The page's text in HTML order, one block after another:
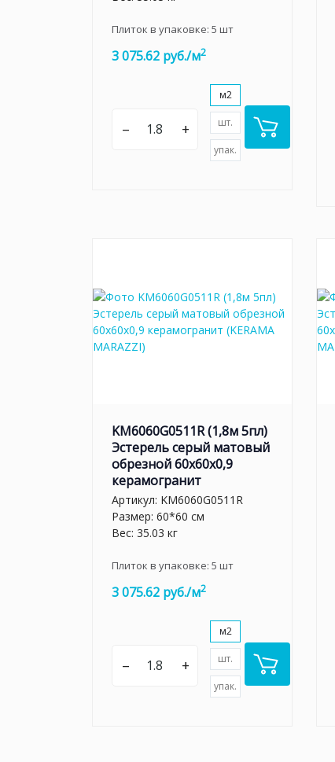
Плиток в упаковке: 5 шт
3 075.62 руб./м2
– +
м2
шт.
упак.
KM6060G0511R (1,8м 5пл)
Эстерель серый матовый
обрезной 60x60x0,9
керамогранит
Артикул: KM6060G0511R
Размер: 60*60 см
Вес: 35.03 кг
Плиток в упаковке: 5 шт
3 075.62 руб./м2
– +
м2
шт.
упак.